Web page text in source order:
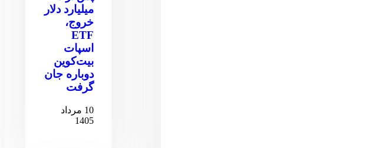
میلیارد دلار
خروج،
ETF
اسپات
بیت‌کوین
دوباره جان
گرفت
10 مرداد
1405